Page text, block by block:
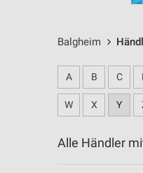
Balgheim
A B C
W X Y
Alle Händler